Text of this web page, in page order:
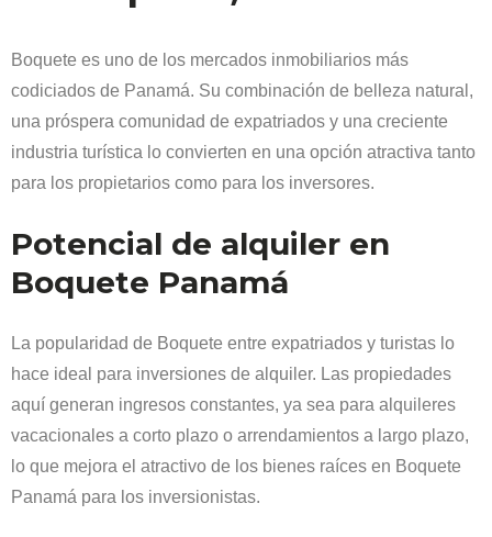
Boquete es uno de los mercados inmobiliarios más
codiciados de Panamá. Su combinación de belleza natural,
una próspera comunidad de expatriados y una creciente
industria turística lo convierten en una opción atractiva tanto
para los propietarios como para los inversores.
Potencial de alquiler en
Boquete Panamá
La popularidad de Boquete entre expatriados y turistas lo
hace ideal para inversiones de alquiler. Las propiedades
aquí generan ingresos constantes, ya sea para alquileres
vacacionales a corto plazo o arrendamientos a largo plazo,
lo que mejora el atractivo de los bienes raíces en Boquete
Panamá para los inversionistas.